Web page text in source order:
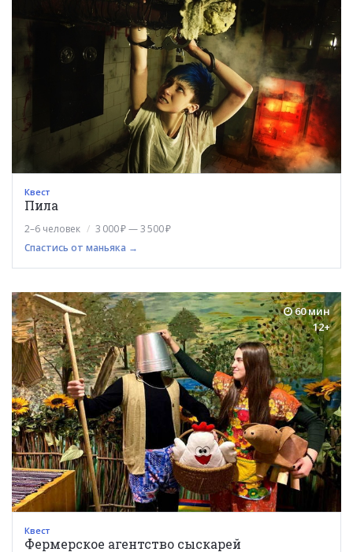
Квест
Пила
2–6 человек
3 000 ₽ — 3 500 ₽
Спастись от маньяка →
60 мин
12+
Квест
Фермерское агентство сыскарей